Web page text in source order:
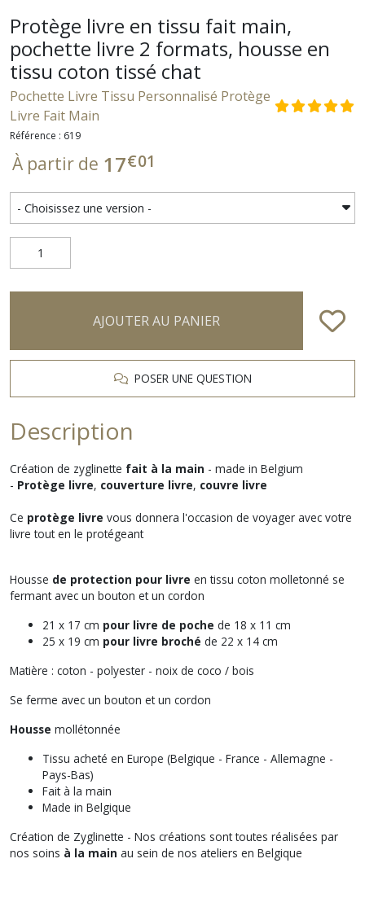
Protège livre en tissu fait main,
pochette livre 2 formats, housse en
tissu coton tissé chat
Pochette Livre Tissu Personnalisé Protège
Livre Fait Main
Référence : 619
À partir de 17€01
AJOUTER AU PANIER
POSER UNE QUESTION
Description
Création de zyglinette fait à la main - made in Belgium
- Protège livre, couverture livre, couvre livre
Ce protège livre vous donnera l'occasion de voyager avec votre
livre tout en le protégeant
Housse de protection pour livre en tissu coton molletonné se
fermant avec un bouton et un cordon
21 x 17 cm pour livre de poche de 18 x 11 cm
25 x 19 cm pour livre broché de 22 x 14 cm
Matière : coton - polyester - noix de coco / bois
Se ferme avec un bouton et un cordon
Housse mollétonnée
Tissu acheté en Europe (Belgique - France - Allemagne -
Pays-Bas)
Fait à la main
Made in Belgique
Création de Zyglinette - Nos créations sont toutes réalisées par
nos soins à la main au sein de nos ateliers en Belgique